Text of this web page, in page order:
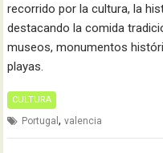
recorrido por la cultura, la
destacando la comida
museos, monumentos
playas.
CULTURA
Portugal,valencia